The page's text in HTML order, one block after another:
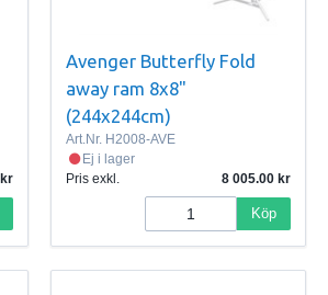
Avenger Butterfly Fold
away ram 8x8"
(244x244cm)
Art.Nr. H2008-AVE
Ej i lager
Pris exkl.
8 005.00
Köp